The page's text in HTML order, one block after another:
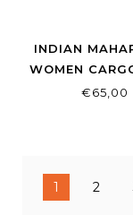
INDIAN
WOMEN
WALNUT
€65,00
1 2